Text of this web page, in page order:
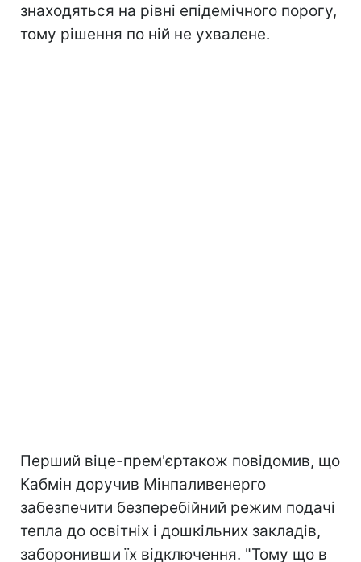
знаходяться на рівні епідемічного порогу,
тому рішення по ній не ухвалене.
Перший віце-прем'єртакож повідомив, що
Кабмін доручив Мінпаливенерго
забезпечити безперебійний режим подачі
тепла до освітніх і дошкільних закладів,
заборонивши їх відключення. "Тому що в